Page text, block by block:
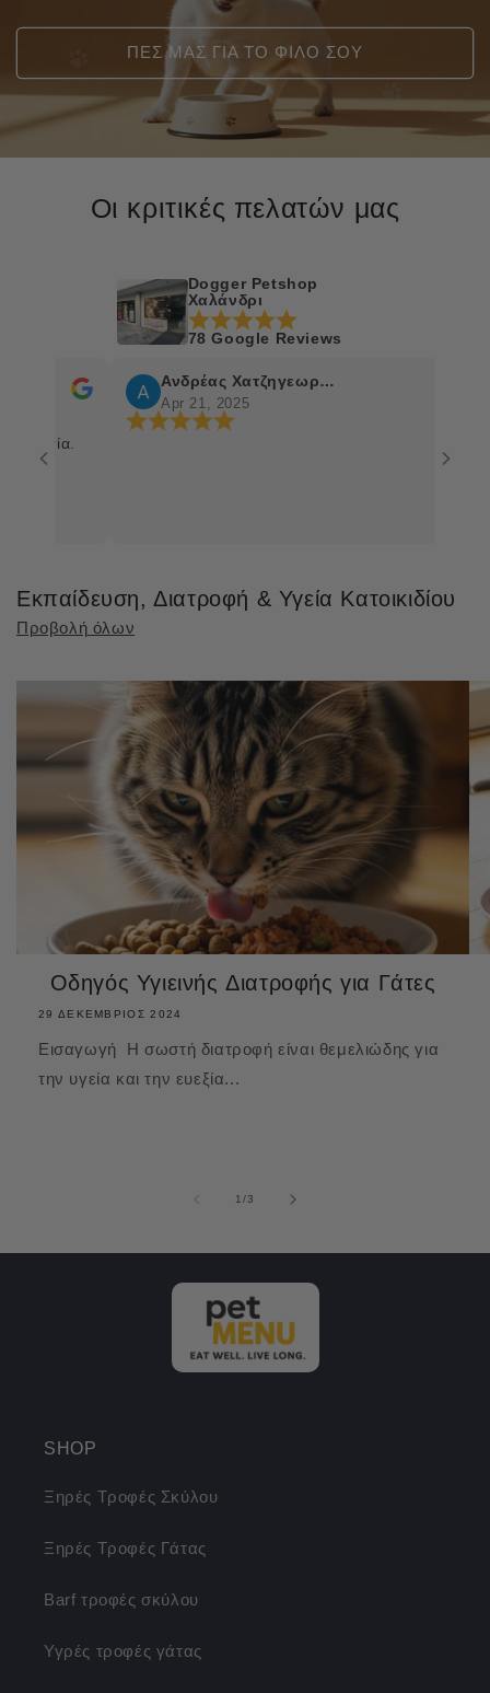
ΠΕΣ ΜΑΣ ΓΙΑ ΤΟ ΦΙΛΟ ΣΟΥ
Οι κριτικές πελατών μας
Dogger Petshop
Χαλάνδρι
78 Google Reviews
Ανδρέας Χατζηγεωργίου
Apr 21, 2025
Εκπαίδευση, Διατροφή & Υγεία Κατοικιδίου
Προβολή όλων
Οδηγός Υγιεινής Διατροφής για Γάτες
29 ΔΕΚΈΜΒΡΙΟΣ 2024
Εισαγωγή Η σωστή διατροφή είναι θεμελιώδης για
την υγεία και την ευεξία...
1/από
3
SHOP
Ξηρές Τροφές Σκύλου
Ξηρές Τροφές Γάτας
Barf τροφές σκύλου
Υγρές τροφές γάτας